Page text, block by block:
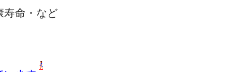
寿命・など